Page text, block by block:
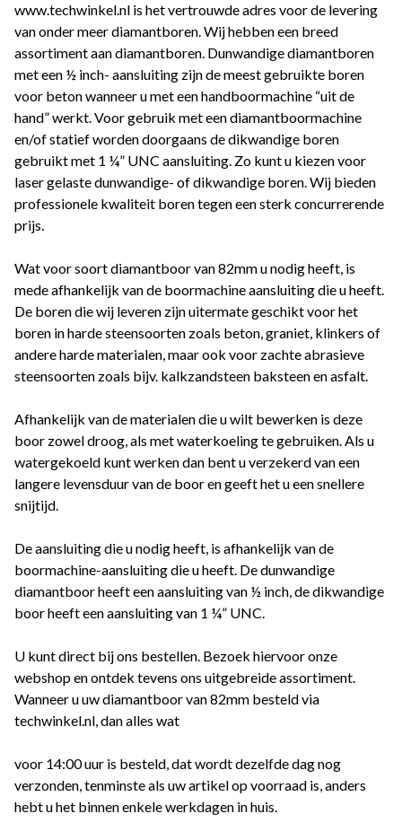
www.techwinkel.nl is het vertrouwde adres voor de levering
van onder meer diamantboren. Wij hebben een breed
assortiment aan diamantboren. Dunwandige diamantboren
met een ½ inch- aansluiting zijn de meest gebruikte boren
voor beton wanneer u met een handboormachine “uit de
hand” werkt. Voor gebruik met een diamantboormachine
en/of statief worden doorgaans de dikwandige boren
gebruikt met 1 ¼” UNC aansluiting. Zo kunt u kiezen voor
laser gelaste dunwandige- of dikwandige boren. Wij bieden
professionele kwaliteit boren tegen een sterk concurrerende
prijs.
Wat voor soort diamantboor van 82mm u nodig heeft, is
mede afhankelijk van de boormachine aansluiting die u heeft.
De boren die wij leveren zijn uitermate geschikt voor het
boren in harde steensoorten zoals beton, graniet, klinkers of
andere harde materialen, maar ook voor zachte abrasieve
steensoorten zoals bijv. kalkzandsteen baksteen en asfalt.
Afhankelijk van de materialen die u wilt bewerken is deze
boor zowel droog, als met waterkoeling te gebruiken. Als u
watergekoeld kunt werken dan bent u verzekerd van een
langere levensduur van de boor en geeft het u een snellere
snijtijd.
De aansluiting die u nodig heeft, is afhankelijk van de
boormachine-aansluiting die u heeft. De dunwandige
diamantboor heeft een aansluiting van ½ inch, de dikwandige
boor heeft een aansluiting van 1 ¼” UNC.
U kunt direct bij ons bestellen. Bezoek hiervoor onze
webshop en ontdek tevens ons uitgebreide assortiment.
Wanneer u uw diamantboor van 82mm besteld via
techwinkel.nl, dan alles wat
voor 14:00 uur is besteld, dat wordt dezelfde dag nog
verzonden, tenminste als uw artikel op voorraad is, anders
hebt u het binnen enkele werkdagen in huis.